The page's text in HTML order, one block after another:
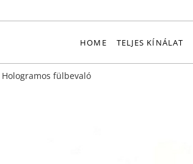
HOME TELJES KÍNÁLAT
Hologramos fülbevaló